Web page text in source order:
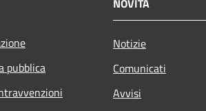
pubblica
NOVITÀ
Notizie
Comunicati
Avvisi